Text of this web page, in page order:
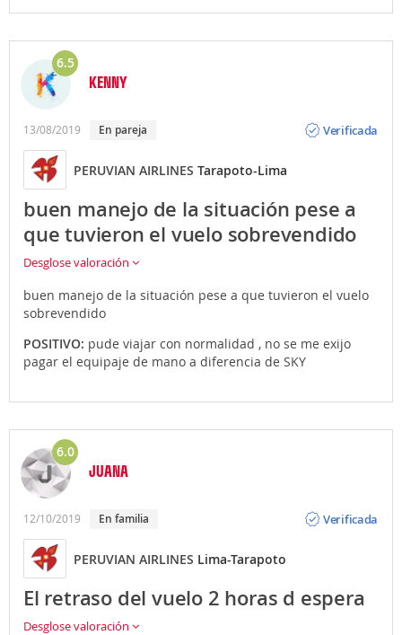
6.5
KENNY
13/08/2019 En pareja
Verificada
PERUVIAN AIRLINES Tarapoto-Lima
buen manejo de la situación pese a
que tuvieron el vuelo sobrevendido
Desglose valoración
buen manejo de la situación pese a que tuvieron el vuelo
sobrevendido
POSITIVO: pude viajar con normalidad , no se me exijo
pagar el equipaje de mano a diferencia de SKY
6.0
JUANA
12/10/2019 En familia
Verificada
PERUVIAN AIRLINES Lima-Tarapoto
El retraso del vuelo 2 horas d espera
Desglose valoración